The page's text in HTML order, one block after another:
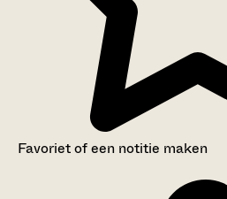
Favoriet of een notitie maken